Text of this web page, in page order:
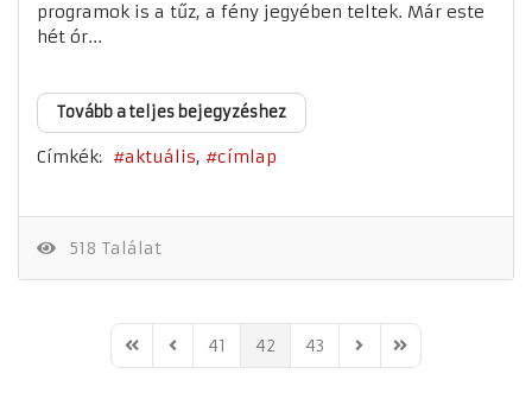
programok is a tűz, a fény jegyében teltek. Már este
hét ór...
Tovább a teljes bejegyzéshez
Címkék: aktuális címlap
518 Találat
First PagePrevious Page
41 42 43 Next PageLast Page